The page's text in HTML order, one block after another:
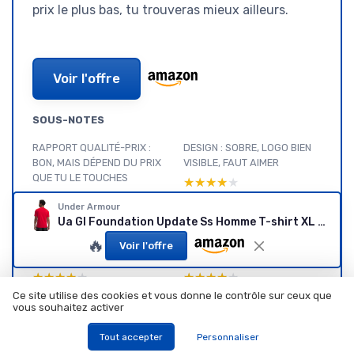
prix le plus bas, tu trouveras mieux ailleurs.
Voir l'offre
SOUS-NOTES
RAPPORT QUALITÉ-PRIX :
BON, MAIS DÉPEND DU PRIX
QUE TU LE TOUCHES
★★★★★
★★★★★
DESIGN : SOBRE, LOGO BIEN
VISIBLE, FAUT AIMER
★★★★★
★★★★★
CONFORT : AGRÉABLE À
PORTER, MAIS PAS UN T-
SHIRT ULTRA TECHNIQUE
★★★★★
★★★★★
MATÉRIAUX : MÉLANGE
COTON/POLYESTER QUI TIENT
LA ROUTE
★★★★★
★★★★★
DURABILITÉ : BON DÉBUT, À
CONFIRMER SUR LE LONG
POUR LES GROS
Under Armour
Ua Gl Foundation Update Ss Homme T-shirt XL Rouge/Blanc/Noir
🔥 Voir l'offre
Ce site utilise des cookies et vous donne le contrôle sur ceux que
vous souhaitez activer
Tout accepter Personnaliser